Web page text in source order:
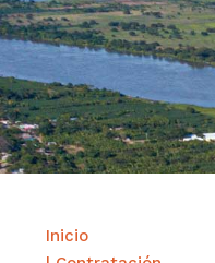
Inicio